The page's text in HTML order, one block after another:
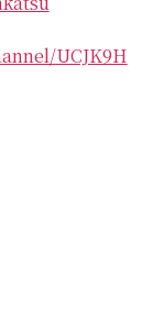
UCJK9H